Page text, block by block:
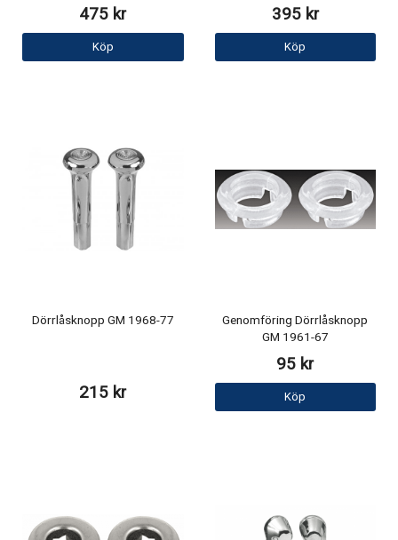
475 kr
Köp
395 kr
Köp
Dörrlåsknopp GM 1968-77
215 kr
Genomföring Dörrlåsknopp
GM 1961-67
95 kr
Köp